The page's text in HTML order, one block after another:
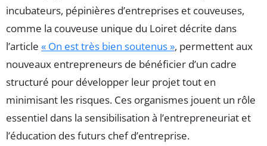
incubateurs, pépinières d’entreprises et couveuses,
comme la couveuse unique du Loiret décrite dans
l’article « On est très bien soutenus », permettent aux
nouveaux entrepreneurs de bénéficier d’un cadre
structuré pour développer leur projet tout en
minimisant les risques. Ces organismes jouent un rôle
essentiel dans la sensibilisation à l’entrepreneuriat et
l’éducation des futurs chef d’entreprise.